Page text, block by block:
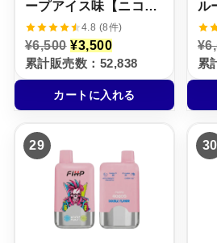
ープアイス味【ニコパ
フ】5%
4.8 (8件)
¥6,500 元
の
価
格
は
¥
5
0
0
で
し
た
。
¥3,500現
在
の
価
格
は
5
0
で
す
。
累計販売数：52,838
カートに入れる
ル
コ
¥
累
29 30